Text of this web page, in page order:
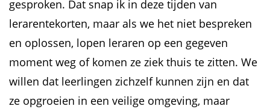
gesproken. Dat snap ik in deze tijden van
lerarentekorten, maar als we het niet bespreken
en oplossen, lopen leraren op een gegeven
moment weg of komen ze ziek thuis te zitten. We
willen dat leerlingen zichzelf kunnen zijn en dat
ze opgroeien in een veilige omgeving, maar